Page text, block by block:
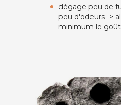
dégage peu de
peu d'odeurs ->
minimum le